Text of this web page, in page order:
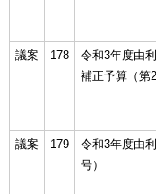
議案
178
令和3年度由
補正予算（第2
議案
179
令和3年度由
号）